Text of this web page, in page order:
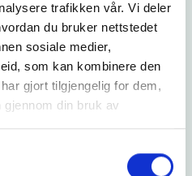
trafikken vår. Vi deler
du bruker nettstedet
sosiale medier,
som kan kombinere den
gjort tilgjengelig for dem,
din bruk av
posisjoner ut fra
og kvalitetskrav.
det totale
seg til deres
mål påvirker
– og dermed prisen –